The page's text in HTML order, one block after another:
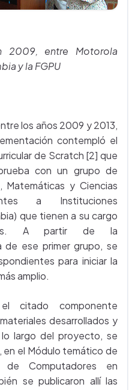
2009, entre Motorola
y la FGPU
los años 2009 y 2013,
contempló el
de Scratch [2] que
con un grupo de
y Ciencias
a Instituciones
que tienen a su cargo
A partir de la
de ese primer grupo, se
para iniciar la
amplio.
citado componente
desarrollados y
largo del proyecto, se
el Módulo temático de
de Computadores en
se publicaron allí las